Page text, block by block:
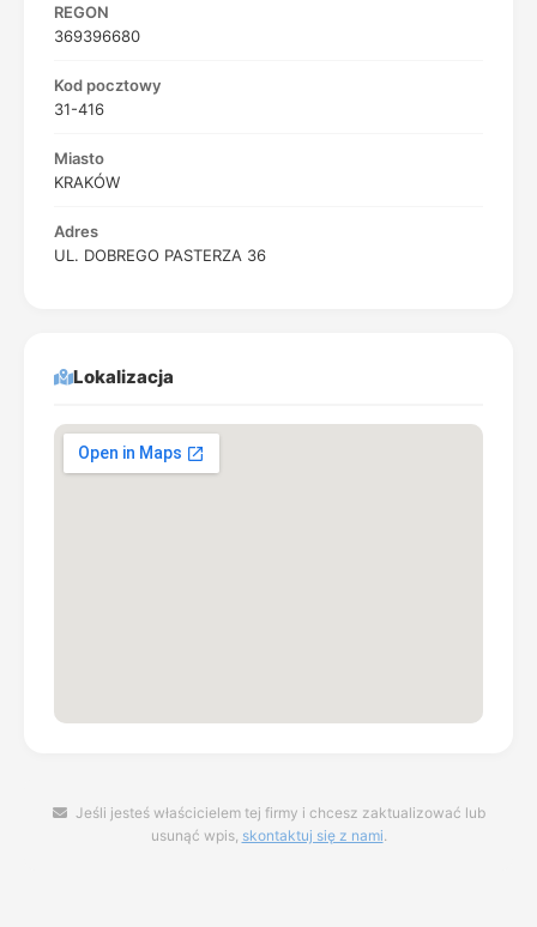
REGON
369396680
Kod pocztowy
31-416
Miasto
KRAKÓW
Adres
UL. DOBREGO PASTERZA 36
Lokalizacja
Jeśli jesteś właścicielem tej firmy i chcesz zaktualizować lub
usunąć wpis, skontaktuj się z nami.